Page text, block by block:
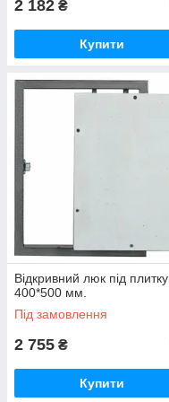
2 182 ₴
Купити
Відкривний люк під плитку
400*500 мм.
Під замовлення
2 755 ₴
Купити